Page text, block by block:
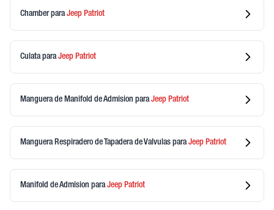
ChamberparaJeep Patriot
CulataparaJeep Patriot
Manguera de Manifold de Admision paraJeep Patriot
Manguera Respiradero de Tapadera de Valvulas paraJeep Patriot
Manifold de Admision paraJeep Patriot